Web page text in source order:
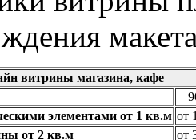
витрины магазина, кафе
элементами от 1 кв.м от
от 2 кв.м
от